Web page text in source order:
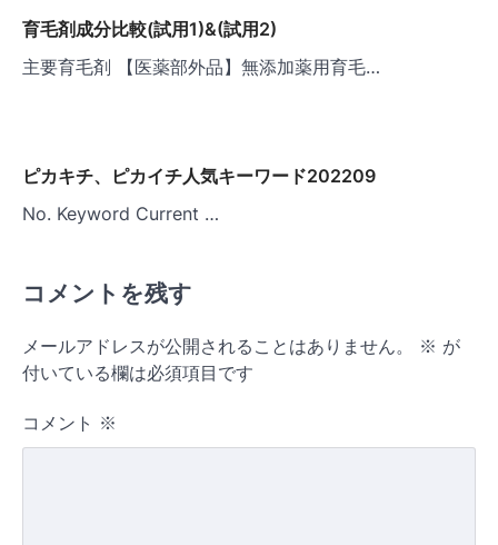
育毛剤成分比較(試用1)&(試用2)
主要育毛剤 【医薬部外品】無添加薬用育毛…
ピカキチ、ピカイチ人気キーワード202209
No. Keyword Current …
コメントを残す
メールアドレスが公開されることはありません。 ※ が
付いている欄は必須項目です
コメント ※